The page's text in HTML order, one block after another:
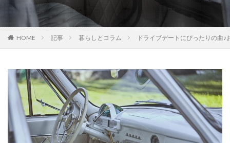
HOME 記事 暮らしとコラム ドライブデートにぴったりの曲